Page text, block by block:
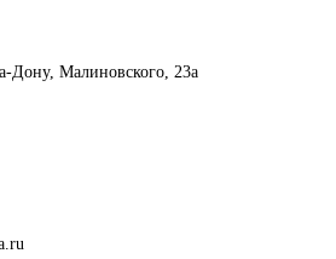
Дону, Малиновского, 23а